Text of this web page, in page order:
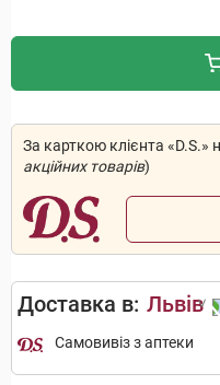
За карткою клієнта «D.S.»
акційних товарів)
Доставка в: Львів
Самовивіз з аптеки